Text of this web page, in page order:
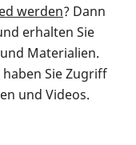
werden? Dann
erhalten Sie
Materialien.
haben Sie Zugriff
und Videos.